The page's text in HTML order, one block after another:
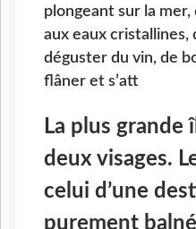
plongeant sur la mer,
aux eaux cristallines,
déguster du vin, de
flâner et s’att
La plus grande
deux visages.
celui d’une
purement